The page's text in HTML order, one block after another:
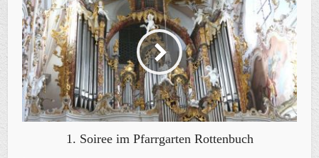
1. Soiree im Pfarrgarten Rottenbuch